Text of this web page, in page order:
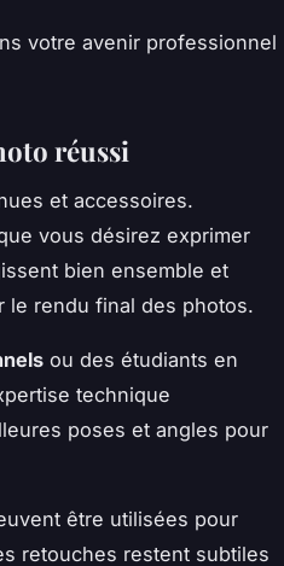
votre avenir professionnel
réussi
et accessoires.
vous désirez exprimer
bien ensemble et
le rendu final des photos.
ou des étudiants en
technique
poses et angles pour
être utilisées pour
retouches restent subtiles